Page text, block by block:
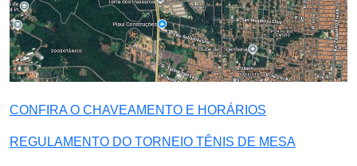
CONFIRA O CHAVEAMENTO E HORÁRIOS
REGULAMENTO DO TORNEIO TÊNIS DE MESA